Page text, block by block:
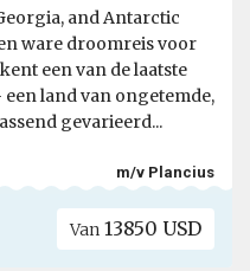
and Antarctic
ware droomreis voor
een van de laatste
land van ongetemde,
gevarieerd...
m/v Plancius
Van 13850 USD